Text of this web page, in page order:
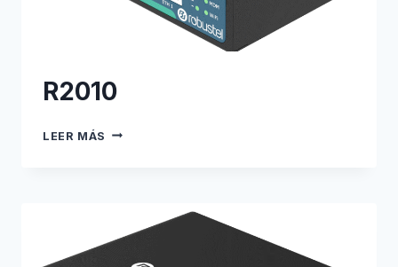
R2010
LEER MÁS R2010